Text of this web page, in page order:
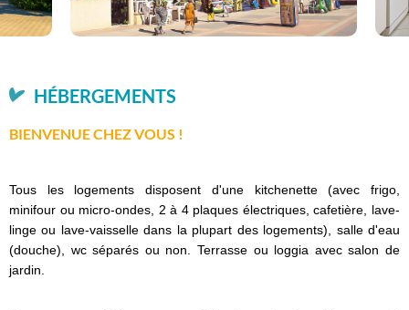
HÉBERGEMENTS
BIENVENUE CHEZ VOUS !
Tous les logements disposent d'une kitchenette (avec frigo,
minifour ou micro-ondes, 2 à 4 plaques électriques, cafetière, lave-
linge ou lave-vaisselle dans la plupart des logements), salle d'eau
(douche), wc séparés ou non. Terrasse ou loggia avec salon de
jardin.